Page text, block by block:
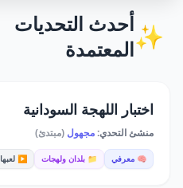
✨أحدث التحديات
المعتمدة
اختبار اللهجة السودانية
منشئ التحدي:مجهول (مبتدئ)
🧠 معرفي 📁 بلدان ولهجات ▶️ لعبها 4,428